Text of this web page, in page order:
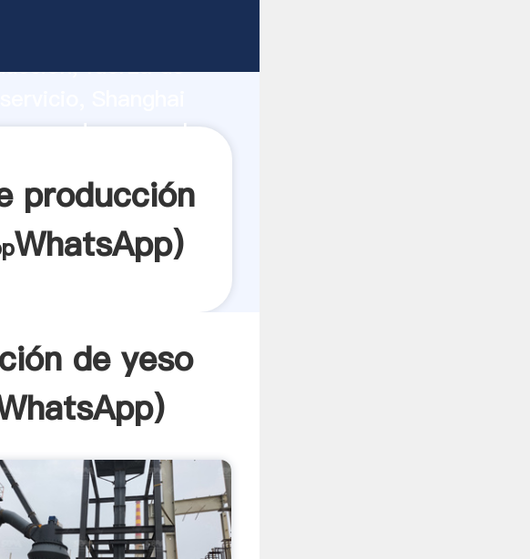
fuerza de
crea el
producción
WhatsApp)
de yeso
)